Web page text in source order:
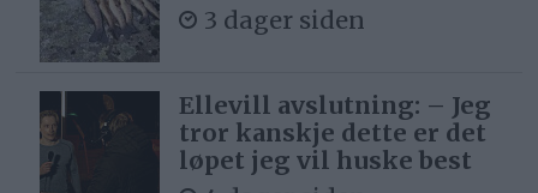
3 dager siden
Ellevill avslutning: – Jeg
tror kanskje dette er det
løpet jeg vil huske best